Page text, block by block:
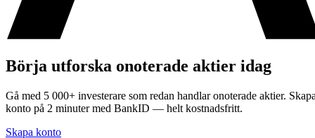
Börja utforska onoterade aktier idag
Gå med 5 000+ investerare som redan handlar onoterade aktier.
konto på 2 minuter med BankID — helt kostnadsfritt.
Skapa konto